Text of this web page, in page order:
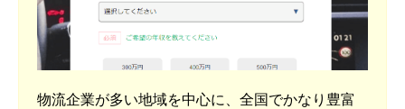
物流企業が多い地域を中心に、全国でかなり豊富